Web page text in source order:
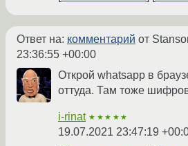
Ответ на: комментарий от
23:36:55 +00:00
Открой whatsapp в
оттуда. Там тоже
i-rinat ★★★★★
19.07.2021 23:47:19